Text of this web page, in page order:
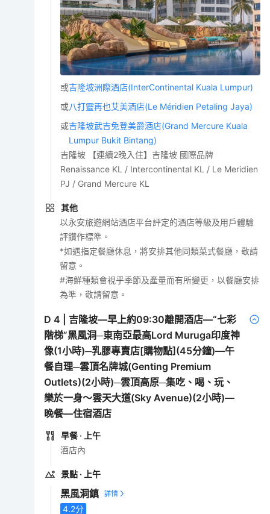
或吉隆坡洲際酒店(InterContinental Kuala Lumpur)
或八打靈再也艾美酒店(Le Méridien Petaling Jaya)
或吉隆坡武吉免登美爵酒店(Grand Mercure Kuala
Lumpur Bukit Bintang)
吉隆坡 【連續2晚入住】吉隆坡 國際品牌
Renaissance KL / Intercontinental KL / Le Meridien
PJ / Grand Mercure KL
其他
以永安旅遊網站酒店平台評定的酒店等級及用戶體驗
評鑽作標準。
*如遇指定餐廳休息，將安排其他同類菜式餐廳，敬請
留意。
#海鮮種類會視乎季節及產量而有所變更，以餐廳安排
為準，敬請留意。
D4
吉隆坡—早上約09:30離開酒店—“七彩
階梯”黑風洞─東南亞最高Lord Muruga印度神
像(1小時)─乳膠專賣店[購物點](45分鐘)—午
餐自理─雲頂名牌城(Genting Premium
Outlets)(2小時)─雲頂高原─集吃、喝、玩、
樂於一身～雲天大道(Sky Avenue)(2小時)—
晚餐—住宿酒店
早餐 · 上午
酒店內
景點 · 上午
黑風洞鎮
4.2分